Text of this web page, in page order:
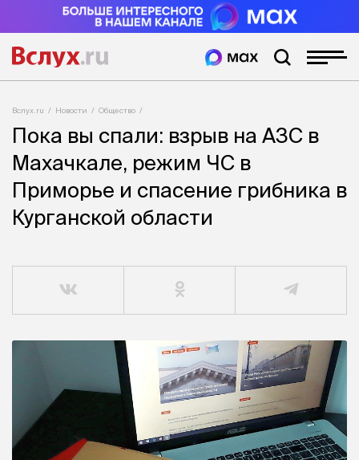
Вслух.ru Новости Общество
Пока вы спали: взрыв на АЗС в
Махачкале, режим ЧС в
Приморье и спасение грибника в
Курганской области